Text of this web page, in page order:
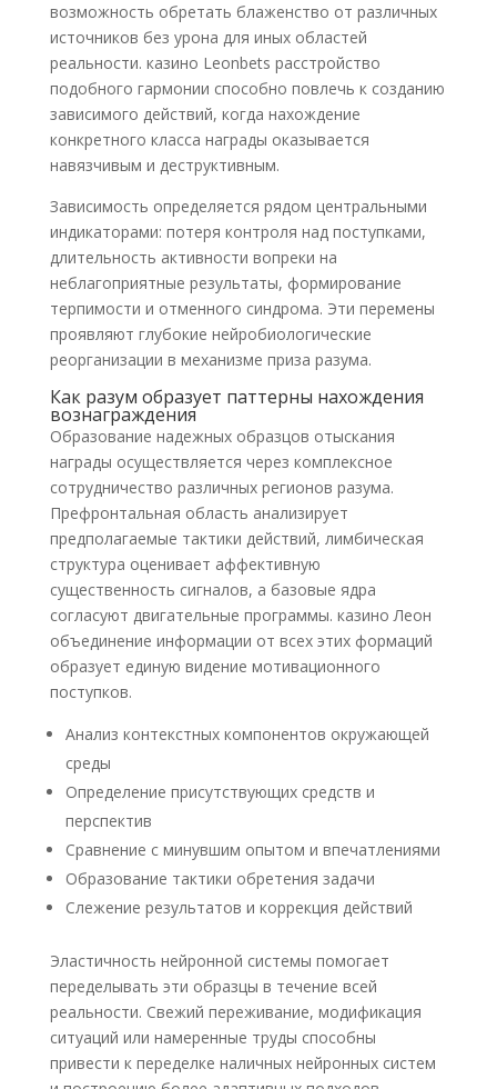
возможность обретать блаженство от различных
источников без урона для иных областей
реальности. казино Leonbets расстройство
подобного гармонии способно повлечь к созданию
зависимого действий, когда нахождение
конкретного класса награды оказывается
навязчивым и деструктивным.
Зависимость определяется рядом центральными
индикаторами: потеря контроля над поступками,
длительность активности вопреки на
неблагоприятные результаты, формирование
терпимости и отменного синдрома. Эти перемены
проявляют глубокие нейробиологические
реорганизации в механизме приза разума.
Как разум образует паттерны нахождения
вознаграждения
Образование надежных образцов отыскания
награды осуществляется через комплексное
сотрудничество различных регионов разума.
Префронтальная область анализирует
предполагаемые тактики действий, лимбическая
структура оценивает аффективную
существенность сигналов, а базовые ядра
согласуют двигательные программы. казино Леон
объединение информации от всех этих формаций
образует единую видение мотивационного
поступков.
Анализ контекстных компонентов окружающей
среды
Определение присутствующих средств и
перспектив
Сравнение с минувшим опытом и впечатлениями
Образование тактики обретения задачи
Слежение результатов и коррекция действий
Эластичность нейронной системы помогает
переделывать эти образцы в течение всей
реальности. Свежий переживание, модификация
ситуаций или намеренные труды способны
привести к переделке наличных нейронных систем